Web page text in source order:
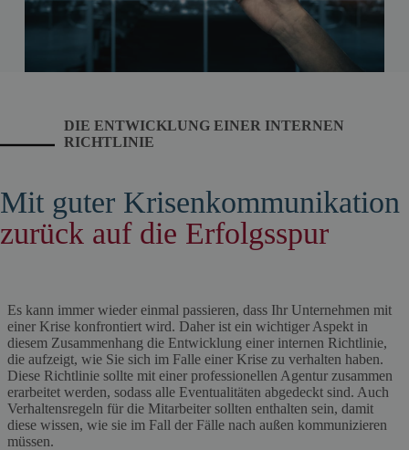
DIE ENTWICKLUNG EINER INTERNEN
RICHTLINIE
Mit guter Krisenkommunikation
zurück auf die Erfolgsspur
Es kann immer wieder einmal passieren, dass Ihr Unternehmen mit
einer Krise konfrontiert wird. Daher ist ein wichtiger Aspekt in
diesem Zusammenhang die Entwicklung einer internen Richtlinie,
die aufzeigt, wie Sie sich im Falle einer Krise zu verhalten haben.
Diese Richtlinie sollte mit einer professionellen Agentur zusammen
erarbeitet werden, sodass alle Eventualitäten abgedeckt sind. Auch
Verhaltensregeln für die Mitarbeiter sollten enthalten sein, damit
diese wissen, wie sie im Fall der Fälle nach außen kommunizieren
müssen.